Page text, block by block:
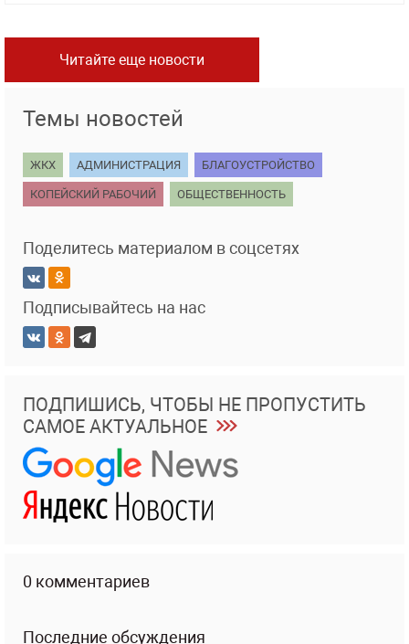
Читайте еще новости
Темы новостей
ЖКХ АДМИНИСТРАЦИЯ БЛАГОУСТРОЙСТВО
КОПЕЙСКИЙ РАБОЧИЙ ОБЩЕСТВЕННОСТЬ
Поделитесь материалом в соцсетях
Подписывайтесь на нас
ПОДПИШИСЬ, ЧТОБЫ НЕ ПРОПУСТИТЬ
САМОЕ АКТУАЛЬНОЕ
0 комментариев
Последние обсуждения